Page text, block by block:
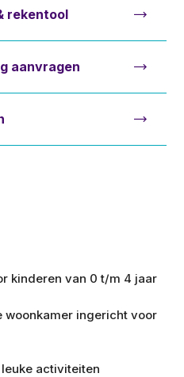
rekentool
aanvragen
kinderen van 0 t/m 4 jaar
woonkamer ingericht voor
activiteiten